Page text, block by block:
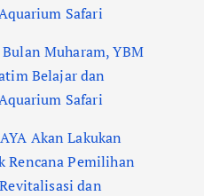
Safari
Muharam, YBM
Belajar dan
Safari
Akan Lakukan
Rencana Pemilihan
dan